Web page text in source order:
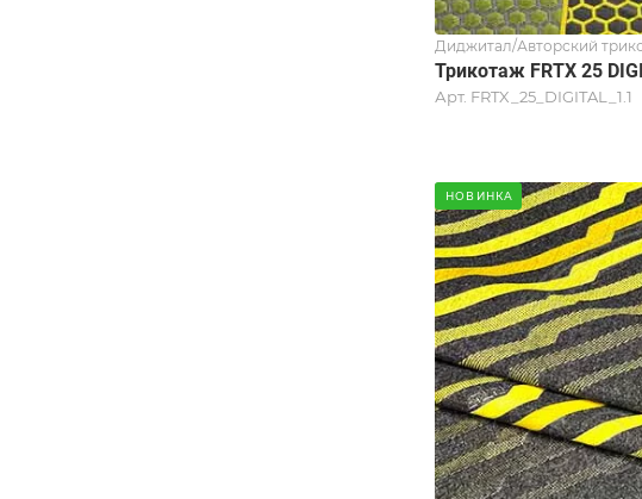
Диджитал/Авторский
Трикотаж FRTX 25
Арт. FRTX_25_DIGITAL_1.1
НОВИНКА